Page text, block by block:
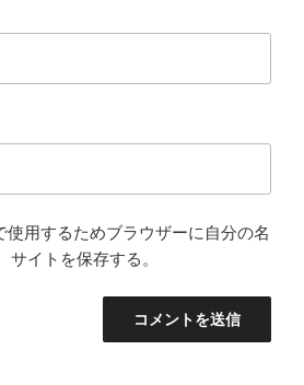
使用するためブラウザーに自分の名
イトを保存する。